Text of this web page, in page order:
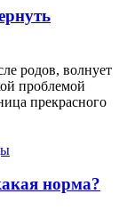
родов, волнует
проблемой
прекрасного
норма?